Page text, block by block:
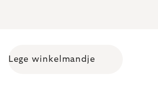
Shopping cart
Lege winkelmandje